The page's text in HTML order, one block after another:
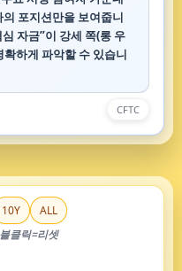
포지션만을 보여줍니
자금”이 강세 쪽(롱 우
하게 파악할 수 있습니
CFTC
10Y ALL
클릭=리셋